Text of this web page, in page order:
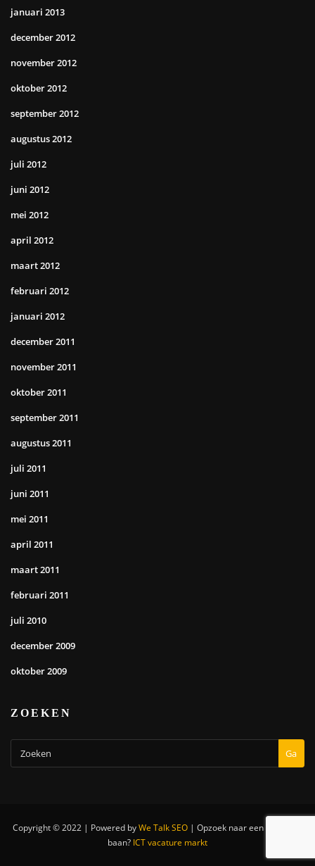
januari 2013
december 2012
november 2012
oktober 2012
september 2012
augustus 2012
juli 2012
juni 2012
mei 2012
april 2012
maart 2012
februari 2012
januari 2012
december 2011
november 2011
oktober 2011
september 2011
augustus 2011
juli 2011
juni 2011
mei 2011
april 2011
maart 2011
februari 2011
juli 2010
december 2009
oktober 2009
ZOEKEN
Ga
Copyright © 2022 | Powered byWe Talk SEO | Opzoek naar een nieuwe IT
baan? ICT vacature markt